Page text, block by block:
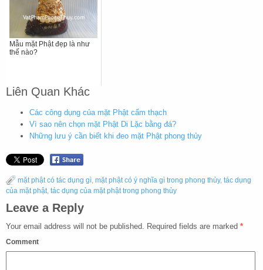
Mẫu mặt Phật đẹp là như
thế nào?
Liên Quan Khác
Các công dụng của mặt Phật cẩm thạch
Vì sao nên chọn mặt Phật Di Lặc bằng đá?
Những lưu ý cần biết khi đeo mặt Phật phong thủy
mặt phật có tác dụng gì mặt phật có ý nghĩa gì trong phong thủy, tác dụng
của mặt phật tác dụng của mặt phật trong phong thủy
Leave a Reply
Your email address will not be published. Required fields are marked *
Comment